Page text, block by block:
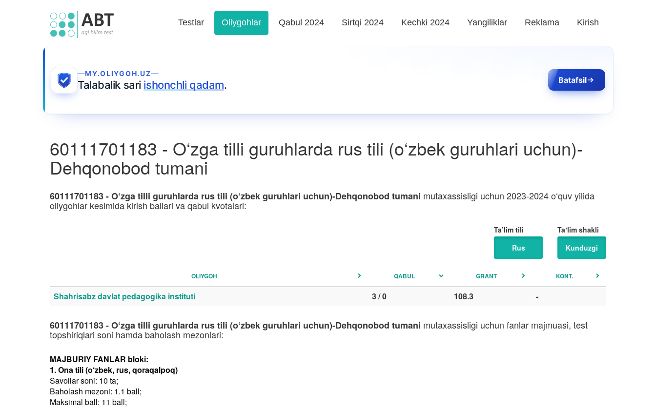
Testlar Oliygohlar Qabul 2024 Sirtqi 2024 Kechki 2024 Yangiliklar Reklama Kirish
MY.OLIYGOH.UZ
Talabalik sari ishonchli qadam. Batafsil
60111701183 - O‘zga tilli guruhlarda rus tili (o‘zbek guruhlari uchun)-
Dehqonobod tumani
60111701183 - O‘zga tilli guruhlarda rus tili (o‘zbek guruhlari uchun)-Dehqonobod tumani mutaxassisligi uchun 2023-2024 o‘quv yilida
oliygohlar kesimida kirish ballari va qabul kvotalari:
Taʼlim shakli
Kunduzgi
Ta’lim tili
Rus
OLIYGOH QABUL GRANT KONT.
Shahrisabz davlat pedagogika instituti 3 / 0 108.3 -
60111701183 - O‘zga tilli guruhlarda rus tili (o‘zbek guruhlari uchun)-Dehqonobod tumani mutaxassisligi uchun fanlar majmuasi, test
topshiriqlari soni hamda baholash mezonlari:
MAJBURIY FANLAR bloki:
1. Ona tili (o‘zbek, rus, qoraqalpoq)
Savollar soni: 10 ta;
Baholash mezoni: 1.1 ball;
Maksimal ball: 11 ball;